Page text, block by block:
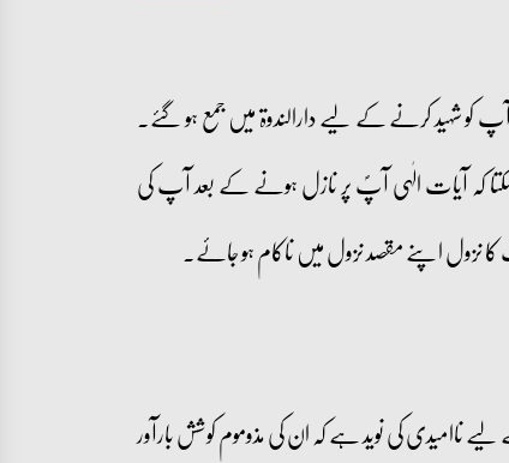
کو شہید کرنے کے لیے دارالندوۃ میں جمع ہو گئے۔
کہ آیات الٰہی آپؐ پر نازل ہونے کے بعد آپ کی
نزول اپنے مقصد نزول میں ناکام ہو جائے۔
کی نوید ہے کہ ان کی مذوموم کوشش بارآور